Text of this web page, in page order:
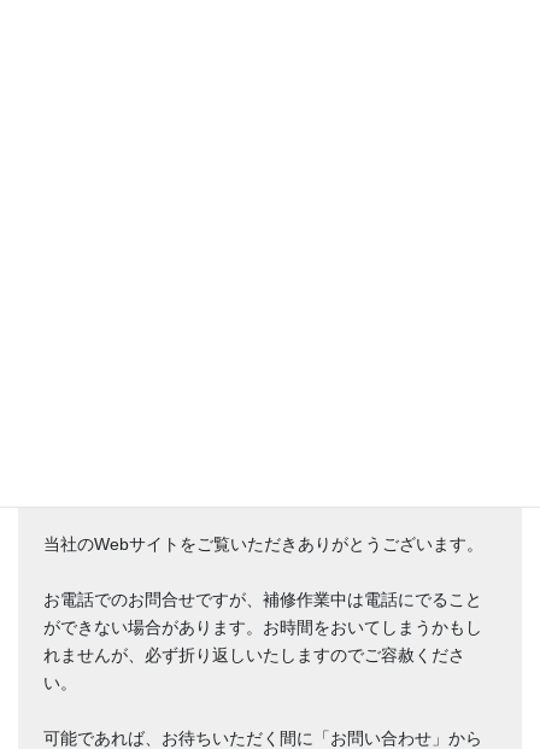
当社のWebサイトをご覧いただきありがとうございます。
お電話でのお問合せですが、補修作業中は電話にでること
ができない場合があります。お時間をおいてしまうかもし
れませんが、必ず折り返しいたしますのでご容赦くださ
い。
可能であれば、お待ちいただく間に「お問い合わせ」から